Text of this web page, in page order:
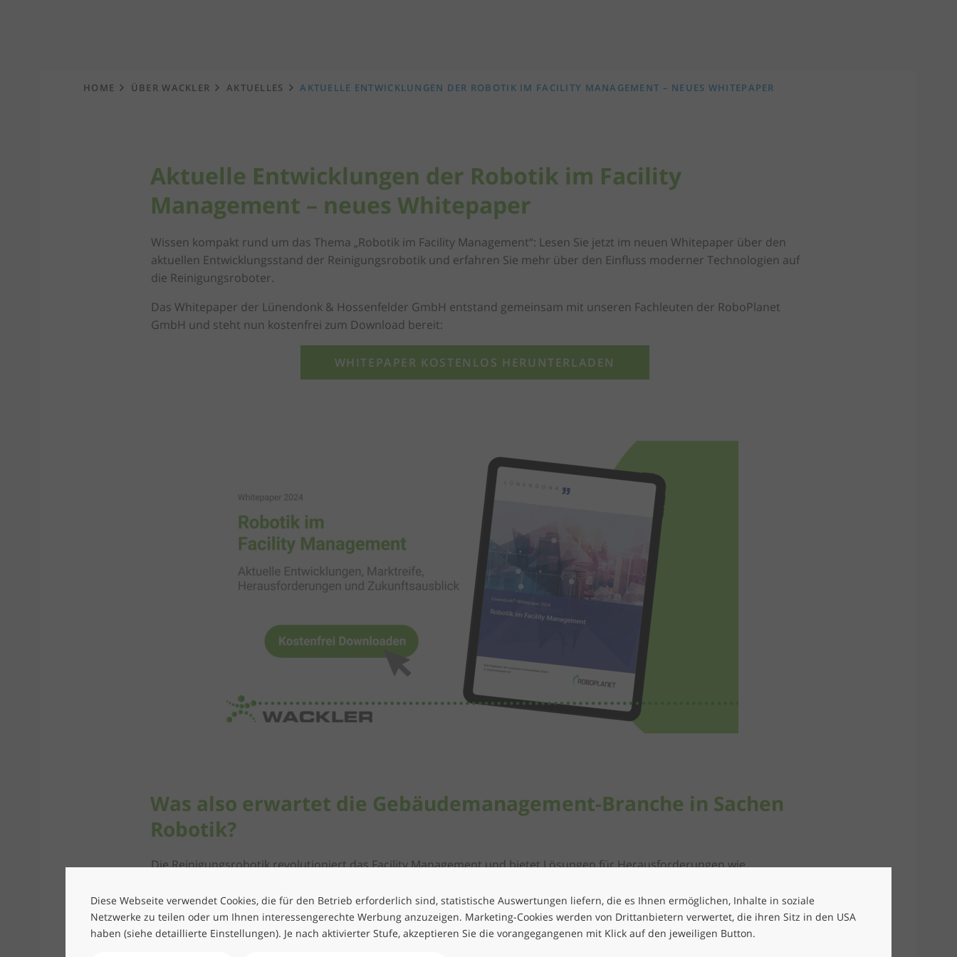
Diese Webseite verwendet Cookies, die für den Betrieb erforderlich sind, statistische Auswertungen liefern, die es Ihnen ermöglichen, Inhalte in soziale
Netzwerke zu teilen oder um Ihnen interessengerechte Werbung anzuzeigen. Marketing-Cookies werden von Drittanbietern verwertet, die ihren Sitz in den USA
haben (siehe detaillierte Einstellungen). Je nach aktivierter Stufe, akzeptieren Sie die vorangegangenen mit Klick auf den jeweiligen Button.
HOME ÜBER WACKLER AKTUELLES AKTUELLE ENTWICKLUNGEN DER ROBOTIK IM FACILITY MANAGEMENT – NEUES WHITEPAPER
Aktuelle Entwicklungen der Robotik im Facility
Management – neues Whitepaper
Wissen kompakt rund um das Thema „Robotik im Facility Management“: Lesen Sie jetzt im neuen Whitepaper über den
aktuellen Entwicklungsstand der Reinigungsrobotik und erfahren Sie mehr über den Einfluss moderner Technologien auf
die Reinigungsroboter.
Das Whitepaper der Lünendonk & Hossenfelder GmbH entstand gemeinsam mit unseren Fachleuten der RoboPlanet
GmbH und steht nun kostenfrei zum Download bereit:
WHITEPAPER KOSTENLOS HERUNTERLADEN
Was also erwartet die Gebäudemanagement-Branche in Sachen
Robotik?
Die Reinigungsrobotik revolutioniert das Facility Management und bietet Lösungen für Herausforderungen wie
Software und Hardware – haben es ermöglicht, dass diese Roboter effizient, zuverlässig und wirtschaftlich arbeiten
können. Sie sind in der Lage, sowohl große Flächen zu reinigen als auch sich flexibel an komplexe Umgebungen
anzupassen.